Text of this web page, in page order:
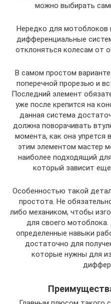
можно выбирать
Нередко для мотоблоков
дифференциальные
отклоняться колесам от
В самом простом
поперечной прорезью и
Последний элемент
уже после крепится на
данная система
должна поворачивать
момента, как она упрется
этим элементом мастер
наиболее подходящий
который зависит
Особенностью такой
простота. Не
либо механиком, чтобы
для своего
определенные навыки
достаточно для
которые нужны для